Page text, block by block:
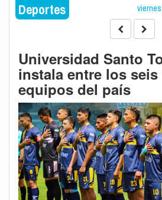
Deportes
Universidad Santo
instala entre los
equipos del país